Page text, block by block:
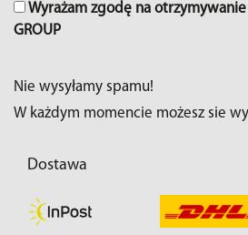
Wyrażam zgodę na
GROUP
Nie wysyłamy spamu!
W każdym momencie możesz sie
Dostawa